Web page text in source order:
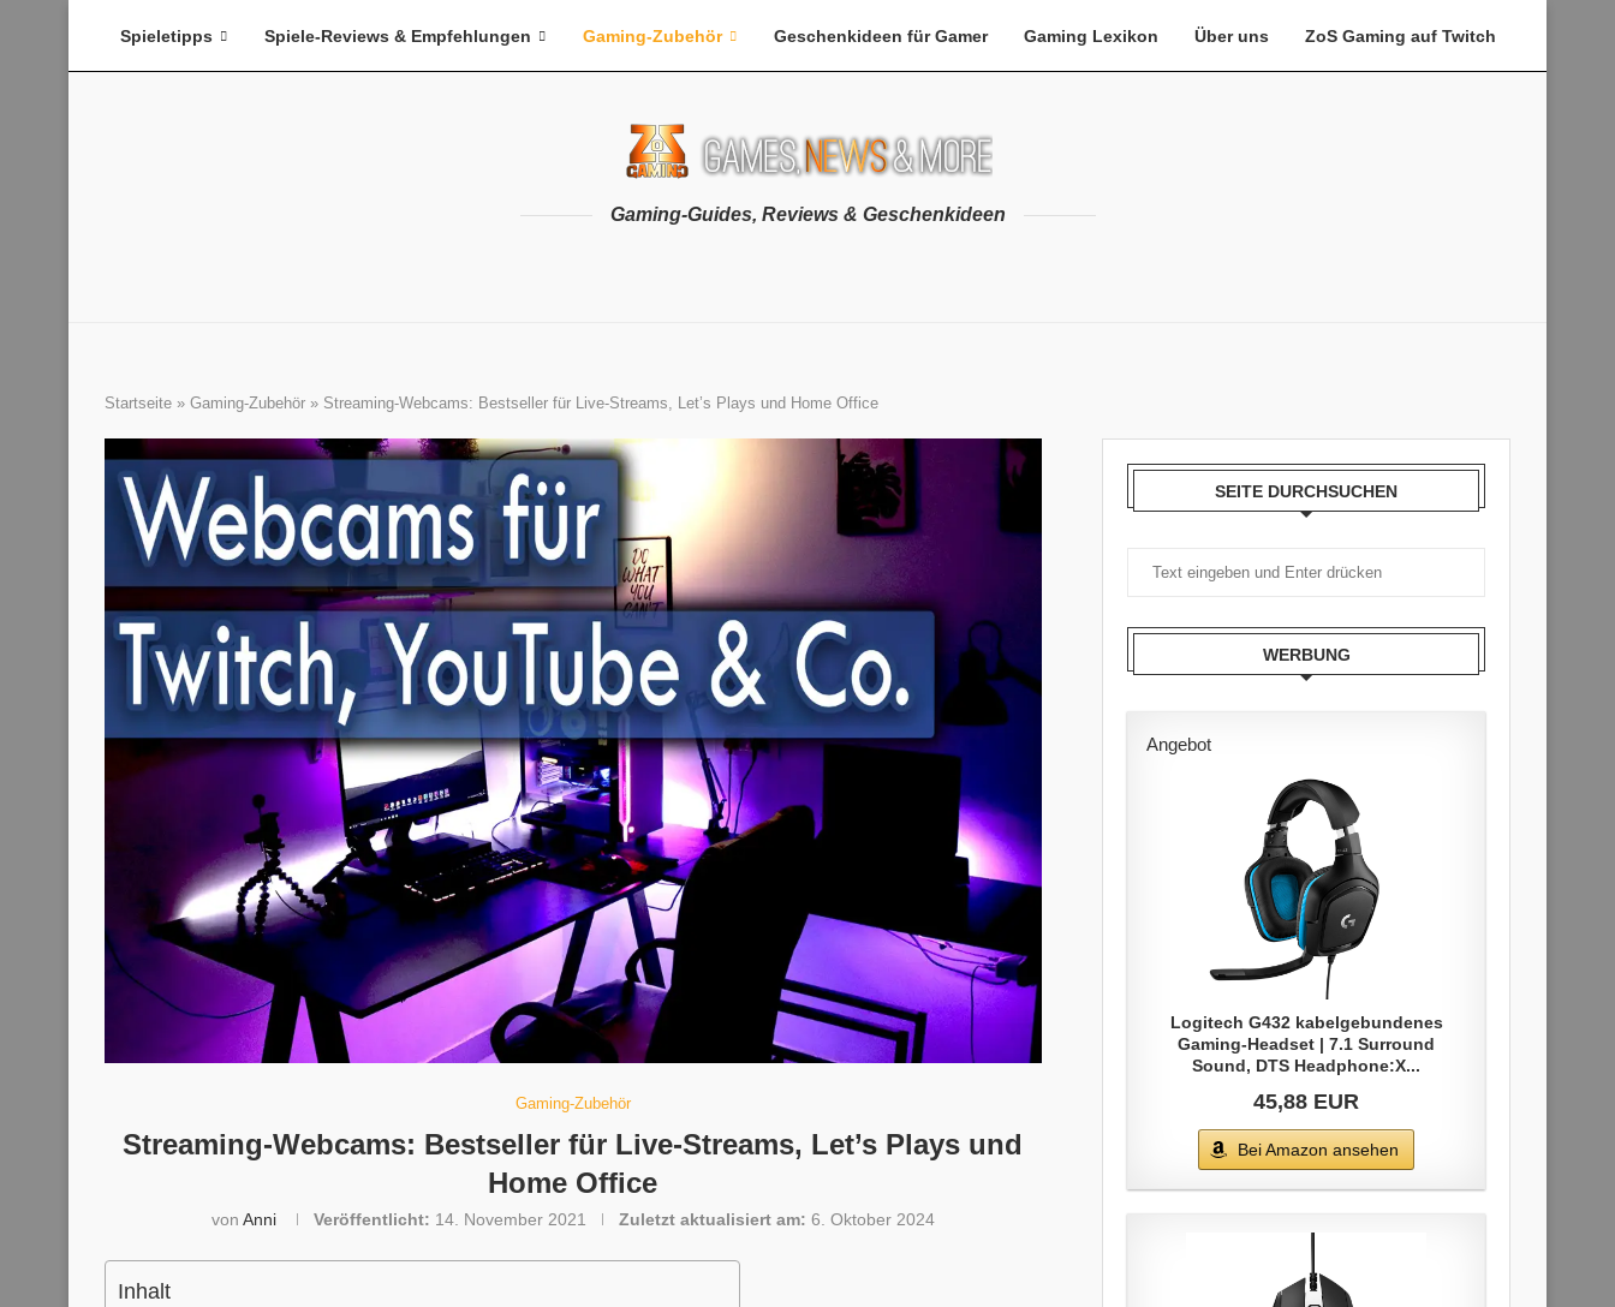
Spieletipps Spiele-Reviews & Empfehlungen Gaming-Zubehör Geschenkideen für Gamer Gaming Lexikon Über uns ZoS Gaming auf Twitch
Gaming-Guides, Reviews & Geschenkideen
Startseite » Gaming-Zubehör » Streaming-Webcams: Bestseller für Live-Streams, Let’s Plays und Home Office
Gaming-Zubehör
Streaming-Webcams: Bestseller für Live-Streams, Let’s Plays und
Home Office
von Anni Veröffentlicht: 14. November 2021 Zuletzt aktualisiert am: 6. Oktober 2024
Inhalt
SEITE DURCHSUCHEN
WERBUNG
Angebot
Logitech G432 kabelgebundenes
Gaming-Headset | 7.1 Surround
Sound, DTS Headphone:X...
45,88 EUR
Bei Amazon ansehen